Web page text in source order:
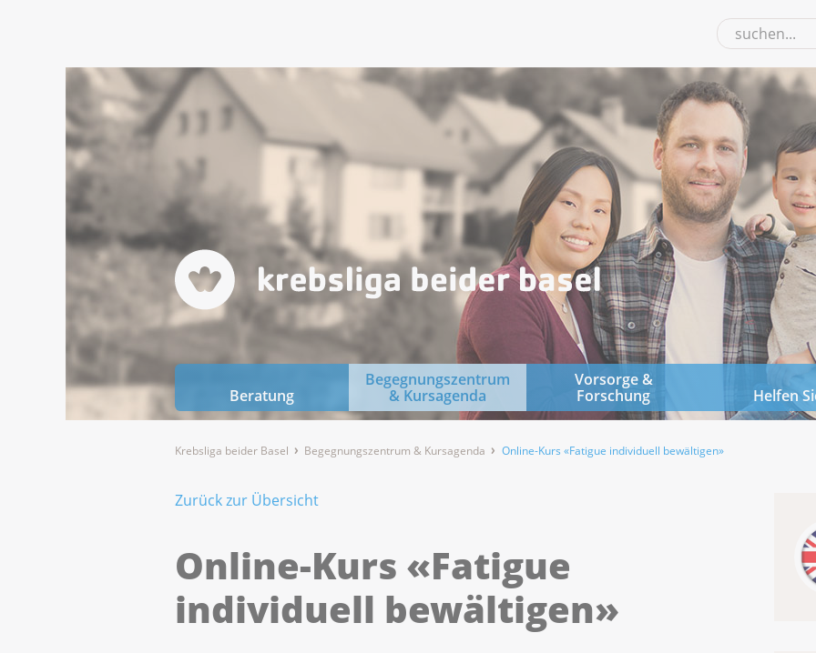
Beratung
Begegnungszentrum
& Kursagenda
Vorsorge &
Forschung
Helfen
Krebsliga beider Basel Begegnungszentrum & Kursagenda Online-Kurs «Fatigue individuell bewältigen»
Zurück zur Übersicht
Online-Kurs «Fatigue
individuell bewältigen»